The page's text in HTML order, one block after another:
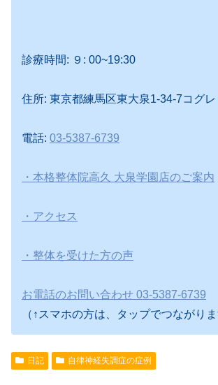
診療時間: ９: 00~19:30
住所: 東京都練馬区東大泉1-34-7コグ
電話: 03-5387-6739
・本格整体院高久 大泉学園店のご案内
・アクセス
・整体を受けた方の声
お電話のお問い合わせ 03-5387-6739
（↑スマホの方は、タップでつながりま
日記 自律神経失調症の症例